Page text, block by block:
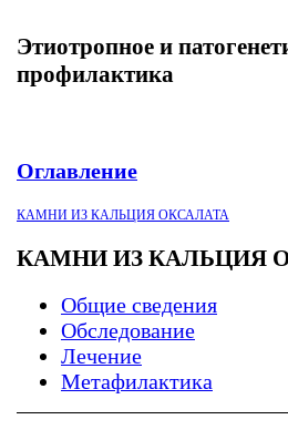
Этиотропное и
профилактика
Оглавление
КАМНИ ИЗ КАЛЬЦИЯ ОКСАЛАТА
КАМНИ ИЗ КАЛЬЦИЯ
Общие сведения
Обследование
Лечение
Метафилактика